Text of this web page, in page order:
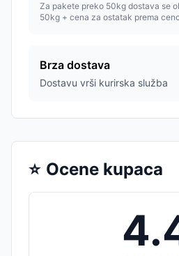
Za pakete preko 50kg dostava se
50kg + cena za ostatak prema
Brza dostava
Dostavu vrši kurirska služba
⭐ Ocene kupaca